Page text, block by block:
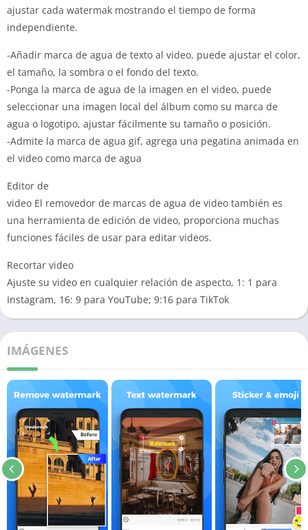
ajustar cada watermak mostrando el tiempo de forma
independiente.
-Añadir marca de agua de texto al video, puede ajustar el color,
el tamaño, la sombra o el fondo del texto.
-Ponga la marca de agua de la imagen en el video, puede
seleccionar una imagen local del álbum como su marca de
agua o logotipo, ajustar fácilmente su tamaño o posición.
-Admite la marca de agua gif, agrega una pegatina animada en
el video como marca de agua
Editor de
video El removedor de marcas de agua de video también es
una herramienta de edición de video, proporciona muchas
funciones fáciles de usar para editar videos.
Recortar video
Ajuste su video en cualquier relación de aspecto, 1: 1 para
Instagram, 16: 9 para YouTube; 9:16 para TikTok
IMÁGENES